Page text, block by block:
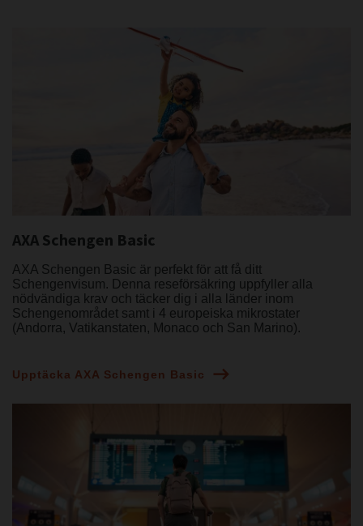
AXA Schengen Basic
AXA Schengen Basic är perfekt för att få ditt
Schengenvisum. Denna reseförsäkring uppfyller alla
nödvändiga krav och täcker dig i alla länder inom
Schengenområdet samt i 4 europeiska mikrostater
(Andorra, Vatikanstaten, Monaco och San Marino).
Upptäcka AXA Schengen Basic